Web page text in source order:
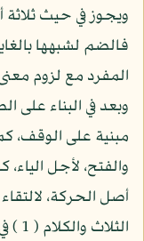
ويجوز في حيث ثلاثة
فالضم لشبهها
المفرد مع لزوم
وبعد في البناء على
مبنية على الوقف،
والفتح، لأجل
أصل الحركة،